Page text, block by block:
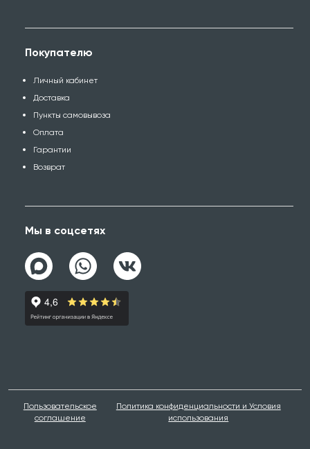
Покупателю
Личный кабинет
Доставка
Пункты самовывоза
Оплата
Гарантии
Возврат
Мы в соцсетях
Пользовательское
соглашение
Политика конфиденциальности и Условия
использования